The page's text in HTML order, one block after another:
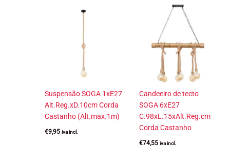
Suspensão SOGA 1xE27
Alt.Reg.xD.10cm Corda
Castanho (Alt.max.1m)
€9,95 iva incl.
Candeeiro de tecto
SOGA 6xE27
C.98xL.15xAlt.Reg.cm
Corda Castanho
€74,55 iva incl.